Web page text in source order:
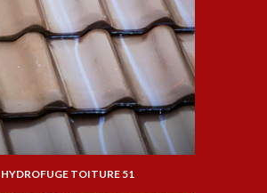
HYDROFUGE TOITURE 51